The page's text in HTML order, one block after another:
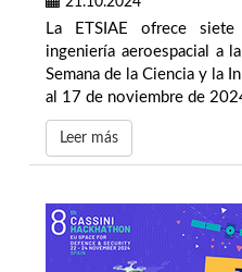
La ETSIAE ofrece
ingeniería aeroespacial a
Semana de la Ciencia y la
al 17 de noviembre de
Leer más